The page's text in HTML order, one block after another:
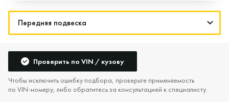
Проверить по VIN / кузову
Чтобы исключить ошибку подбора, проверьте применяемость
по VIN‑номеру, либо обратитесь за консультацией к специалисту.